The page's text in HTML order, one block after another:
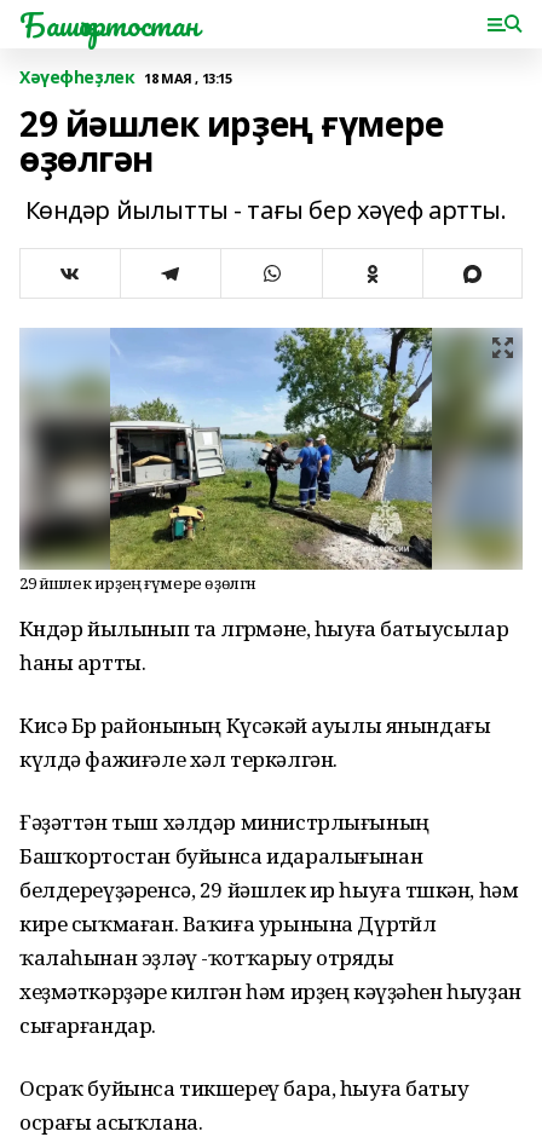
Башҡортостан
Хәүефһеҙлек 18 МАЯ , 13:15
29 йәшлек ирҙең ғүмере
өҙөлгән
Көндәр йылытты - тағы бер хәүеф артты.
29 йәшлек ирҙең ғүмере өҙөлгән
Көндәр йылынып та өлгөрмәне, һыуға батыусылар
һаны артты.
Кисә Бөрө районының Күсәкәй ауылы янындағы
күлдә фажиғәле хәл теркәлгән.
Ғәҙәттән тыш хәлдәр министрлығының
Башҡортостан буйынса идаралығынан
белдереүҙәренсә, 29 йәшлек ир һыуға төшкән, һәм
кире сыҡмаған. Ваҡиға урынына Дүртөйлө
ҡалаһынан эҙләү -ҡотҡарыу отряды
хеҙмәткәрҙәре килгән һәм ирҙең кәүҙәһен һыуҙан
сығарғандар.
Осраҡ буйынса тикшереү бара, һыуға батыу
осрағы асыҡлана.